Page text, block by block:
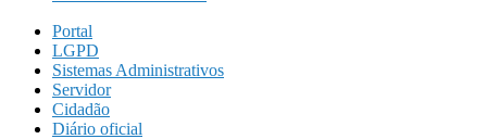
Portal
LGPD
Sistemas Administrativos
Servidor
Cidadão
Diário oficial